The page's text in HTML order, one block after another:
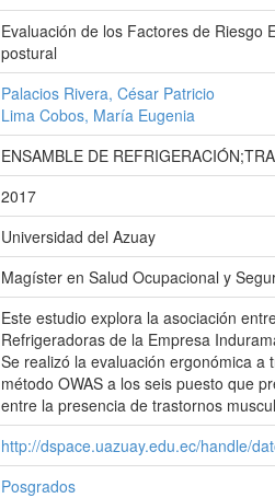
Evaluación de los Factores de Riesgo
postural
Palacios Rivera, César Patricio
Lima Cobos, María Eugenia
ENSAMBLE DE
2017
Universidad del Azuay
Magíster en Salud Ocupacional y
Este estudio explora la asociación
Refrigeradoras de la Empresa
Se realizó la evaluación ergonómica
método OWAS a los seis puesto que
entre la presencia de trastornos
http://dspace.uazuay.edu.ec/handle/
Posgrados